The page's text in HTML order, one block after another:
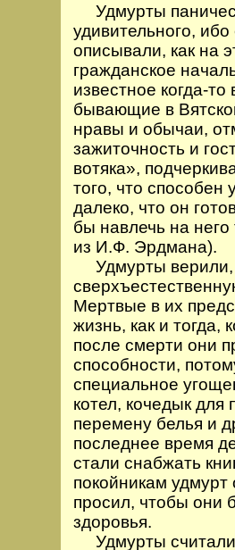
Удмурты
удивительного,
описывали, как на
гражданское
известное когда-
бывающие в
нравы и обычаи,
зажиточность и
вотяка»,
того, что способен
далеко, что он
бы навлечь на
из И.Ф. Эрдмана).
Удмурты верили,
Мертвые в их
жизнь, как и
после смерти они
способности,
специальное
котел, кочедык для
перемену белья и
последнее время
стали снабжать
покойникам
просил, чтобы они
здоровья.
Удмурты считали,